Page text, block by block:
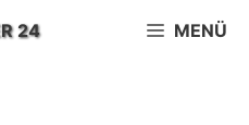
24 MENÜ